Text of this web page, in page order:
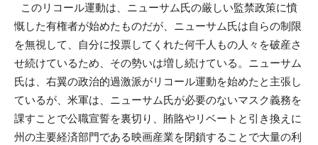
このリコール運動は、ニューサム氏の厳しい監禁政策に憤
慨した有権者が始めたものだが、ニューサム氏は自らの制限
を無視して、自分に投票してくれた何千人もの人々を破産さ
せ続けているため、その勢いは増し続けている。ニューサム
氏は、右翼の政治的過激派がリコール運動を始めたと主張し
ているが、米軍は、ニューサム氏が必要のないマスク義務を
課すことで公職宣誓を裏切り、賄賂やリベートと引き換えに
州の主要経済部門である映画産業を閉鎖することで大量の利